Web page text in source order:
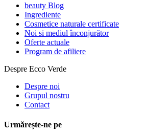
beauty Blog
Ingrediente
Cosmetice naturale certificate
Noi si mediul înconjurător
Oferte actuale
Program de afiliere
Despre Ecco Verde
Despre noi
Grupul nostru
Contact
Urmărește-ne pe